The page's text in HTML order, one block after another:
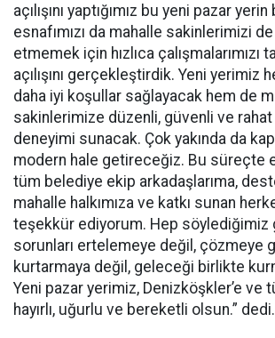
açılışını yaptığımız bu yeni pazar
esnafımızı da mahalle sakinlerimizi
etmemek için hızlıca çalışmalarımızı
açılışını gerçekleştirdik. Yeni yerimiz
daha iyi koşullar sağlayacak hem de
sakinlerimize düzenli, güvenli ve rahat
deneyimi sunacak. Çok yakında da
modern hale getireceğiz. Bu süreçte
tüm belediye ekip arkadaşlarıma,
mahalle halkımıza ve katkı sunan
teşekkür ediyorum. Hep söylediğimiz
sorunları ertelemeye değil, çözmeye
kurtarmaya değil, geleceği birlikte
Yeni pazar yerimiz, Denizköşkler’e ve
hayırlı, uğurlu ve bereketli olsun.” dedi.